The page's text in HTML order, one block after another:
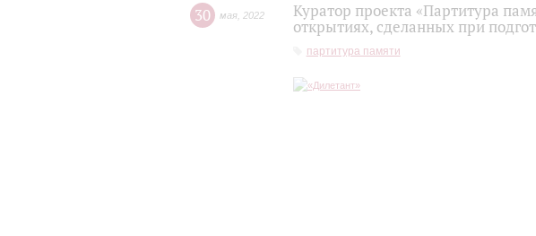
30 мая 2022
Куратор проекта «Партитура
открытиях, сделанных при
партитура памяти